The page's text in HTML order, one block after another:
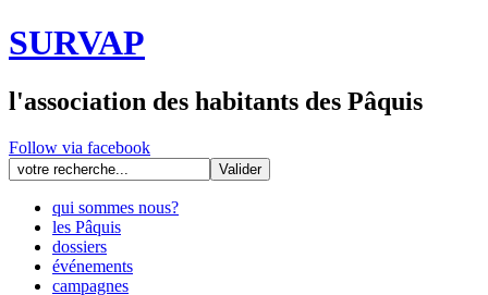
SURVAP
l'association des habitants des Pâquis
Follow via facebook
qui sommes nous?
les Pâquis
dossiers
événements
campagnes